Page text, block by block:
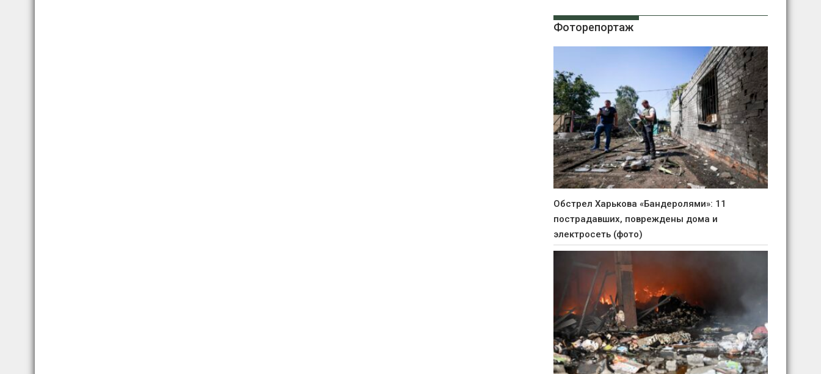
Фоторепортаж
Обстрел Харькова «Бандеролями»: 11
пострадавших, повреждены дома и
электросеть (фото)